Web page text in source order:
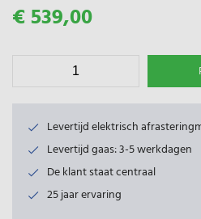
€ 539,00
Levertijd elektrisch
Levertijd gaas: 3-5 werkdagen
De klant staat centraal
25 jaar ervaring